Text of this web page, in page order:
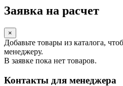
Заявка на расчет
×
Добавьте товары из каталога,
менеджеру.
В заявке пока нет товаров.
Контакты для менеджера